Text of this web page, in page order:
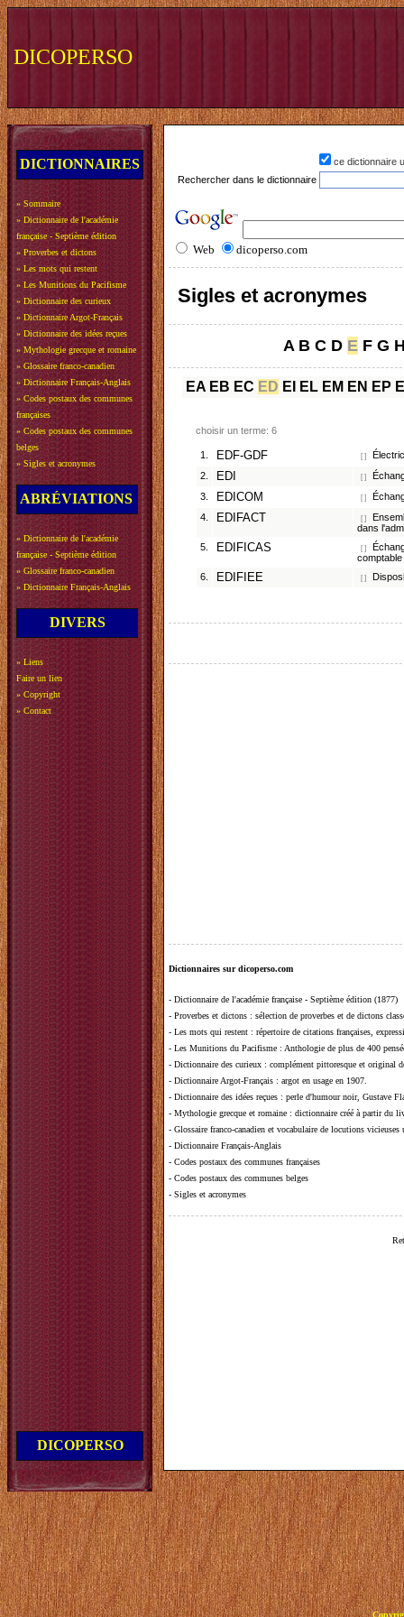
DICOPERSO
DICTIONNAIRES
» Sommaire
» Dictionnaire de l'académie
française - Septième édition
» Proverbes et dictons
» Les mots qui restent
» Les Munitions du Pacifisme
» Dictionnaire des curieux
» Dictionnaire Argot-Français
» Dictionnaire des idées reçues
» Mythologie grecque et romaine
» Glossaire franco-canadien
» Dictionnaire Français-Anglais
» Codes postaux des communes
françaises
» Codes postaux des communes
belges
» Sigles et acronymes
ABRÉVIATIONS
» Dictionnaire de l'académie
française - Septième édition
» Glossaire franco-canadien
» Dictionnaire Français-Anglais
DIVERS
» Liens
Faire un lien
» Copyright
» Contact
DICOPERSO
ce dictionnaire
Rechercher dans le dictionnaire
Web dicoperso.com
Sigles et acronymes
A B C D E F G
EA EB EC ED EI EL EM EN EP
choisir un terme: 6
1. EDF-GDF [ ]
2.
EDI [ ]
3.
EDICOM [ ]
4.
EDIFACT [ ]
dans
5.
EDIFICAS [ ]
6.
EDIFIEE [ ]
Dictionnaires sur dicoperso.com
- Dictionnaire de l'académie française - Septième édition (1877)
- Proverbes et dictons : sélection de proverbes et de dictons
- Les mots qui restent : répertoire de citations françaises,
- Les Munitions du Pacifisme : Anthologie de plus de 400
- Dictionnaire des curieux : complément pittoresque et original
- Dictionnaire Argot-Français : argot en usage en 1907.
- Dictionnaire des idées reçues : perle d'humour noir, Gustave
- Mythologie grecque et romaine : dictionnaire créé à partir du
- Glossaire franco-canadien et vocabulaire de locutions vicieuses
- Dictionnaire Français-Anglais
- Codes postaux des communes françaises
- Codes postaux des communes belges
- Sigles et acronymes